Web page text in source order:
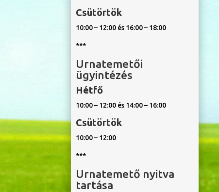
Csütörtök
10:00 – 12:00 és 16:00 – 18:00
***
Urnatemetői
ügyintézés
Hétfő
10:00 – 12:00 és 14:00 – 16:00
Csütörtök
10:00 – 12:00
***
Urnatemető nyitva
tartása